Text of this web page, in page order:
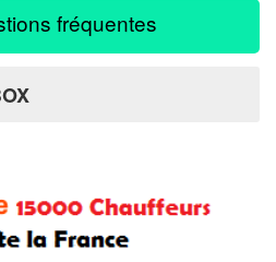
fréquentes